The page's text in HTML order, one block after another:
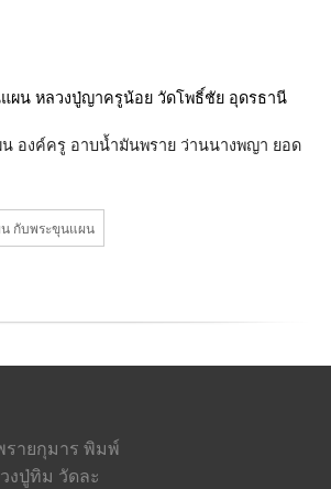
ครู
องค์ครู อาบน้ำมันพราย ว่านนางพญา ยอด
กับพระขุนแผน
ายกุมาร พิมพ์
งปู่ทิม วัดละ